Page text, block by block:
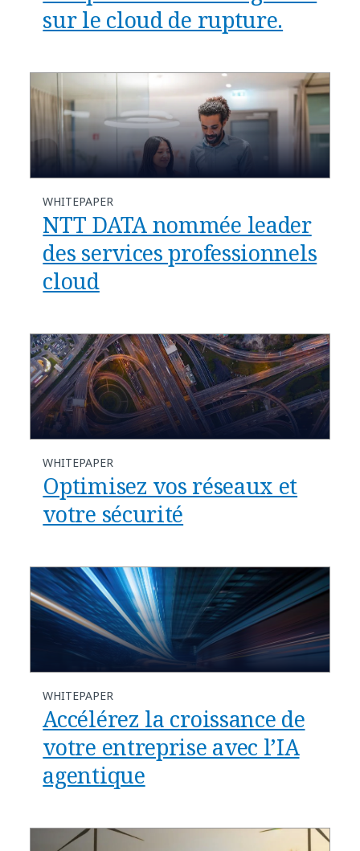
sur le cloud de rupture.
WHITEPAPER
NTT DATA nommée leader
des services professionnels
cloud
WHITEPAPER
Optimisez vos réseaux et
votre sécurité
WHITEPAPER
Accélérez la croissance de
votre entreprise avec l’IA
agentique